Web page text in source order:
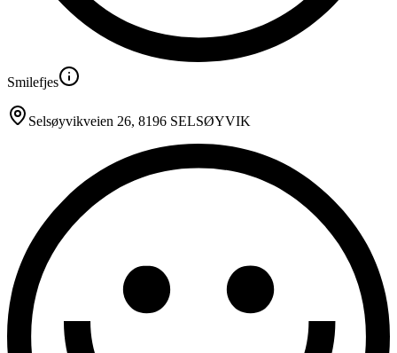
Smilefjes
Selsøyvikveien 26, 8196 SELSØYVIK